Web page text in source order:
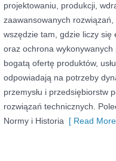
projektowaniu, produkcji,
zaawansowanych
wszędzie tam, gdzie liczy się
oraz ochrona
bogatą ofertę produktów,
odpowiadają na potrzeby
przemysłu i przedsiębiorstw
rozwiązań technicznych.
Normy i Historia [ Read